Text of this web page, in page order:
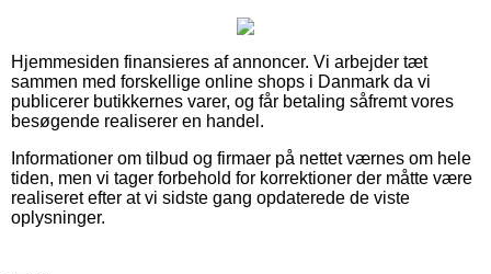
Hjemmesiden finansieres af annoncer. Vi arbejder tæt
sammen med forskellige online shops i Danmark da vi
publicerer butikkernes varer, og får betaling såfremt vores
besøgende realiserer en handel.
Informationer om tilbud og firmaer på nettet værnes om hele
tiden, men vi tager forbehold for korrektioner der måtte være
realiseret efter at vi sidste gang opdaterede de viste
oplysninger.